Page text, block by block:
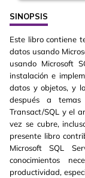
SINOPSIS
Este libro contiene
datos usando
usando Microsoft
instalación e
datos y objetos, y
después a temas
Transact/SQL y el
vez se cubre,
presente libro
Microsoft SQL
conocimientos
productividad,